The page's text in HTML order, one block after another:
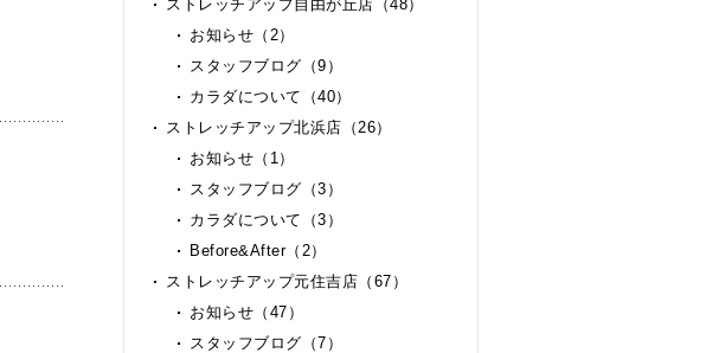
ストレッチアップ自由が丘店（48）
お知らせ（2）
スタッフブログ（9）
カラダについて（40）
ストレッチアップ北浜店（26）
お知らせ（1）
スタッフブログ（3）
カラダについて（3）
Before&After（2）
ストレッチアップ元住吉店（67）
お知らせ（47）
スタッフブログ（7）